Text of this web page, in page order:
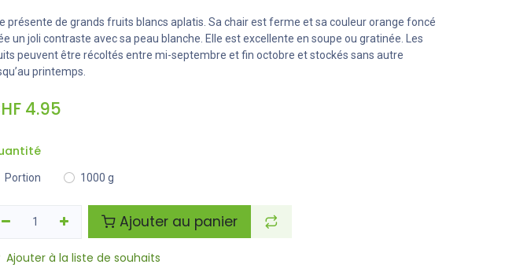
présente de grands fruits blancs aplatis. Sa chair est ferme et sa couleur orange foncé
un joli contraste avec sa peau blanche. Elle est excellente en soupe ou gratinée. Les
peuvent être récoltés entre mi-septembre et fin octobre et stockés sans autre
printemps.
4.95
Portion 1000 g
Ajouter au panier
Ajouter à la liste de souhaits